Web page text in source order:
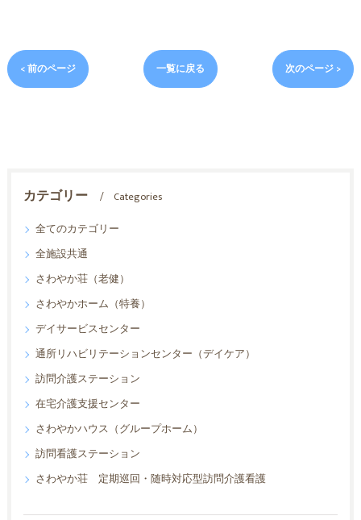
< 前のページ 一覧に戻る 次のページ >
カテゴリー
Categories
全てのカテゴリー
全施設共通
さわやか荘（老健）
さわやかホーム（特養）
デイサービスセンター
通所リハビリテーションセンター（デイケア）
訪問介護ステーション
在宅介護支援センター
さわやかハウス（グループホーム）
訪問看護ステーション
さわやか荘 定期巡回・随時対応型訪問介護看護